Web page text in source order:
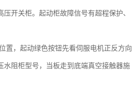
开关柜。起动柜故障信号有超程保护、
置，起动绿色按钮先看伺服电机正反方向
阻柜型号，当板走到底端真空接触器施